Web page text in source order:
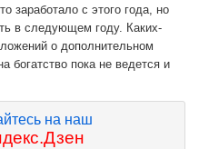
заработало с этого года, но
в следующем году. Каких-
о дополнительном
богатство пока не ведется и
на наш